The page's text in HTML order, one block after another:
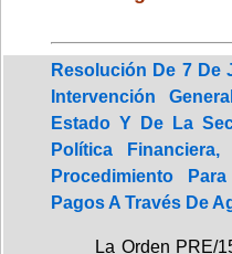
Resolución De 7 De
Intervención
Estado Y De La
Política
Procedimiento
Pagos A Través De
La Orden PRE/